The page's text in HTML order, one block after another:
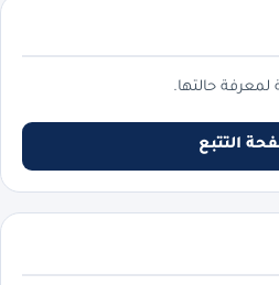
حالتها.
التتبع